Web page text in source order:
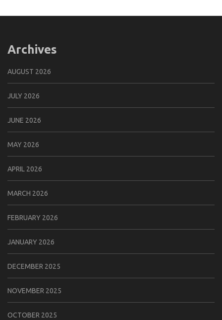
Archives
AUGUST 2026
JULY 2026
JUNE 2026
MAY 2026
APRIL 2026
MARCH 2026
FEBRUARY 2026
JANUARY 2026
DECEMBER 2025
NOVEMBER 2025
OCTOBER 2025